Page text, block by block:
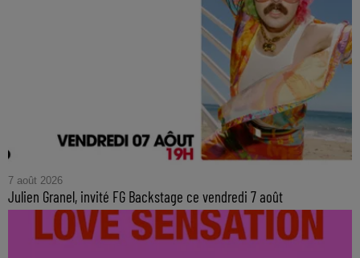
7 août 2026
Julien Granel, invité FG Backstage ce vendredi 7 août